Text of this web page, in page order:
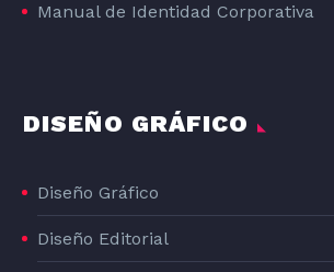
Manual de Identidad Corporativa
DISEÑO GRÁFICO
Diseño Gráfico
Diseño Editorial